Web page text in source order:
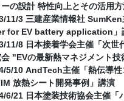
ーの設計 特性向上とその活用
11/3 三建産業情報社
for EV battery application」
11/8 日本接着学会主催「次世
"EVの最新熱マネジメント
5/10 AndTech主催「熱伝導性
放熱シート開発事例」講演
6/21 日本塗装技術協会主催「